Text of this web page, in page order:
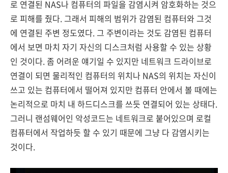
로 연결된 NAS나 컴퓨터의 파일을 감염시켜 암호화하는 것으
로 피해를 줬다. 그래서 피해의 범위가 감염된 컴퓨터와 그것
에 연결된 주변 정도였다. 그 주변이라는 것도 감염된 컴퓨터
에서 보면 마치 자기 자신의 디스크처럼 사용할 수 있는 상황
인 것이다. 좀 어려운 얘기일 수 있지만 네트워크 드라이브로
연결이 되면 물리적인 컴퓨터의 위치나 NAS의 위치는 자신이
쓰고 있는 컴퓨터에서 떨어져 있지만 컴퓨터 안에서 볼 때에는
논리적으로 마치 내 하드디스크를 쓰듯 연결되어 있는 상태다.
그러니 랜섬웨어인 악성코드는 네트워크로 붙어있으며 로컬
컴퓨터에서 작업하듯 할 수 있기 때문에 그냥 다 감염시키는
것이다.​